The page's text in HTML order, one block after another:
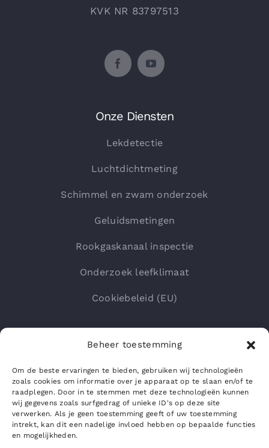
Beheer toestemming
Om de beste ervaringen te bieden, gebruiken wij technologieën
zoals cookies om informatie over je apparaat op te slaan en/of te
raadplegen. Door in te stemmen met deze technologieën kunnen
wij gegevens zoals surfgedrag of unieke ID's op deze site
verwerken. Als je geen toestemming geeft of uw toestemming
intrekt, kan dit een nadelige invloed hebben op bepaalde functies
en mogelijkheden.
KVK NR 83797513
Onze Diensten
Lekdetectie
Luchtdichtmeting
Schimmel en zwam onderzoek
Geluidsmetingen
Rookgaskanaal inspectie
Onderzoek leefklimaat
Cookiebeleid (EU)